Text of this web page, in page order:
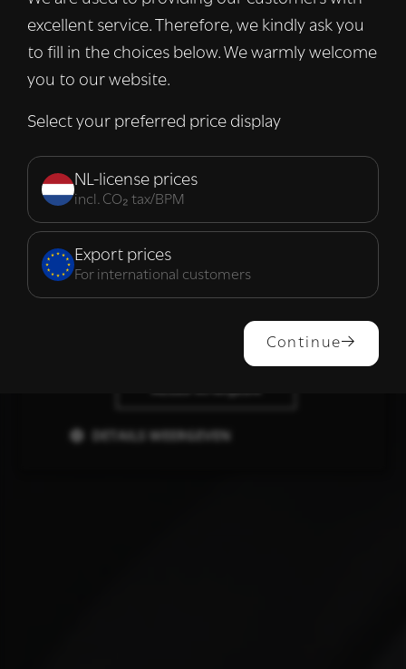
excellent service. Therefore, we kindly ask you
to fill in the choices below. We warmly welcome
you to our website.
Select your preferred price display
NL-license prices
incl. CO₂ tax/BPM
Export prices
For international customers
Continue
informatie over uw gebruik van onze site
met onze advertentie- en analysepartners,
die deze kunnen combineren met andere
informatie die u aan hen heeft verstrekt of
van hun diensten. Lees verder
Strikt
noodzakelijk
Prestatie Targeting
ALLES ACCEPTEREN
DETAILS WEERGEVEN